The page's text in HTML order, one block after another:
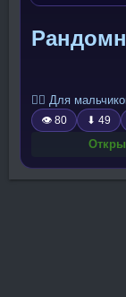
🧍‍♂️ Для
👁 80 ⬇ 49